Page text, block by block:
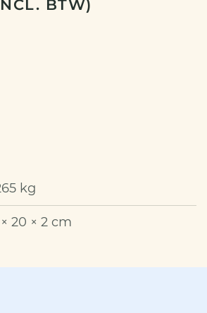
BTW)
kg
20 × 2 cm